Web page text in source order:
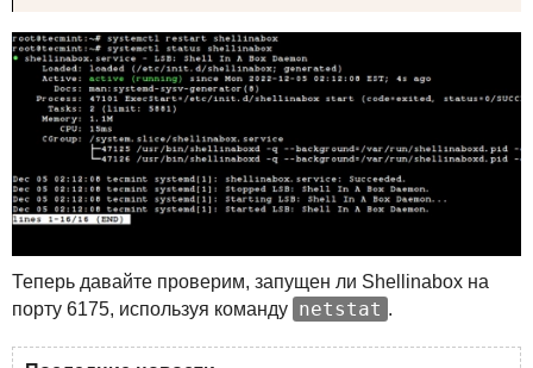
Теперь давайте проверим, запущен ли Shellinabox на
порту 6175, используя команду netstat .